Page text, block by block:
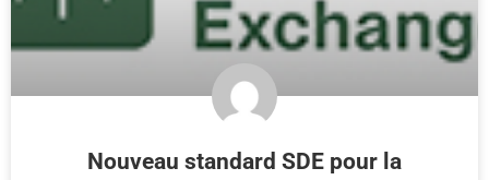
Nouveau standard SDE pour la